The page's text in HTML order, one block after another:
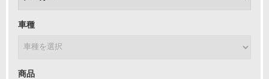
車種
商品